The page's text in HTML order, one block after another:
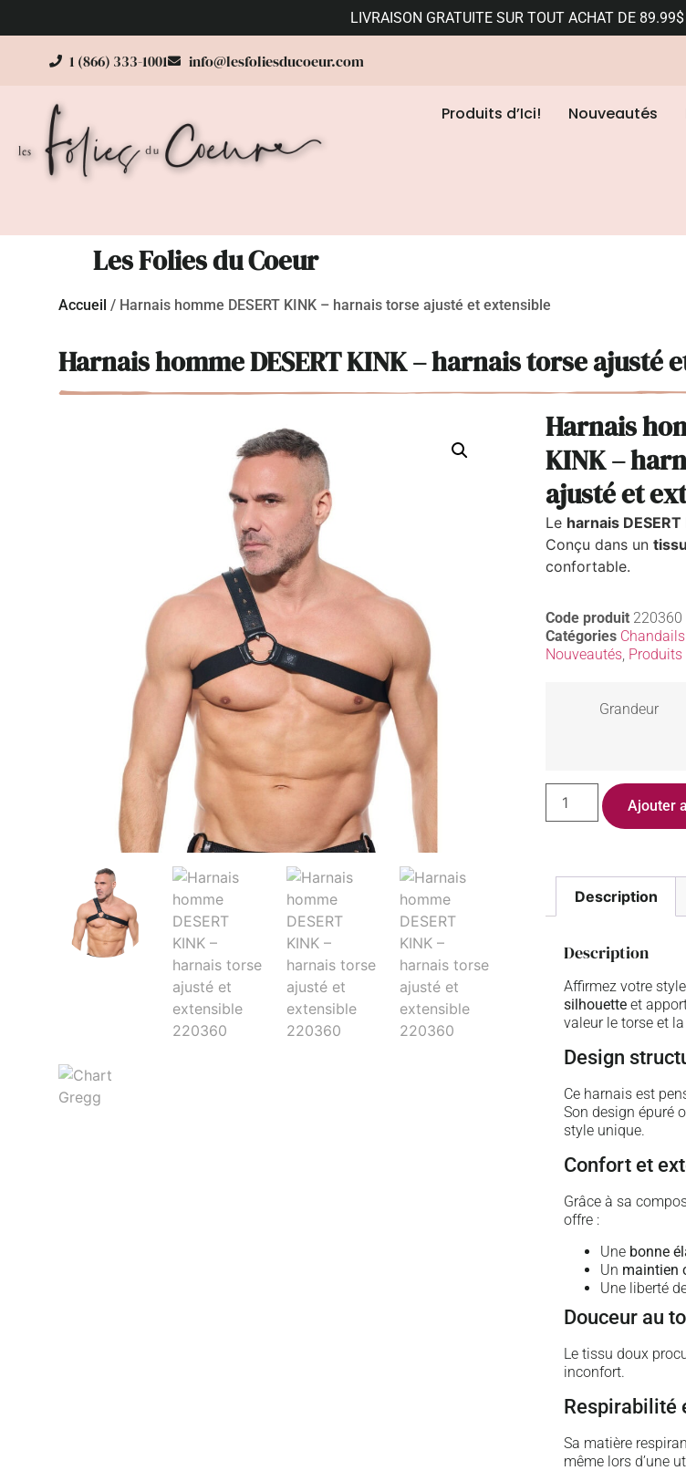
LIVRAISON GRATUITE SUR TOUT ACHAT DE
1 (866) 333-1001 info@lesfoliesducoeur.com
Produits d’Ici! Nouveautés
Les Folies du Coeur
Accueil / Harnais homme DESERT KINK – harnais torse ajusté et extensible
Harnais homme DESERT KINK – harnais torse ajusté
Harnais
KINK –
ajusté et
Le harnais DESERT
Conçu dans un
confortable.
Code produit 220360
Catégories
Nouveautés Produits
Grandeur
Ajouter
Description
Description
Affirmez votre
silhouette et
valeur le torse et
Design
Ce harnais est
Son design épuré
style unique.
Confort et
Grâce à sa
offre :
Une bonne
Un maintien
Une liberté
Douceur au
Le tissu doux
inconfort.
Respirabilité
Sa matière
même lors d’une